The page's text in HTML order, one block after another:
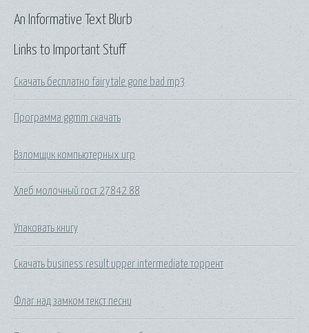
Links to Important Stuff
Скачать бесплатно fairytale gone bad mp3
Программа ggmm скачать
Взломщик компьютерных игр
Хлеб молочный гост 27842 88
Упаковать книгу
Скачать business result upper intermediate торрент
Флаг над замком текст песни
An Informative Text Blurb